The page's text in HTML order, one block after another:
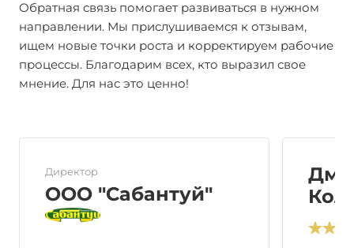
Обратная связь помогает развиваться в нужном
направлении. Мы прислушиваемся к отзывам,
ищем новые точки роста и корректируем рабочие
процессы. Благодарим всех, кто выразил свое
мнение. Для нас это ценно!
Директор
ООО "Сабантуй"